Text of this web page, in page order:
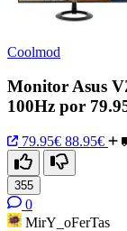
Coolmod
Monitor Asus
100Hz por
79.95€ 88.95€
355
0
MirY_oFerTas